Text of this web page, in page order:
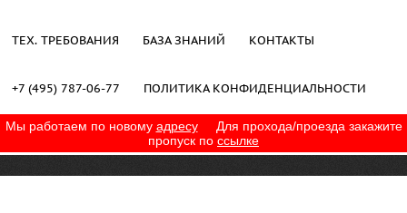
ТЕХ. ТРЕБОВАНИЯ БАЗА ЗНАНИЙ КОНТАКТЫ
+7 (495) 787-06-77 ПОЛИТИКА КОНФИДЕНЦИАЛЬНОСТИ
Мы работаем по новому адресу
Для прохода/проезда закажите
пропуск по ссылке